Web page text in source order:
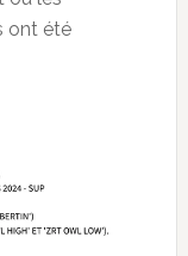
ont été